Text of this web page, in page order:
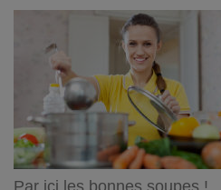
Par ici les bonnes soupes !